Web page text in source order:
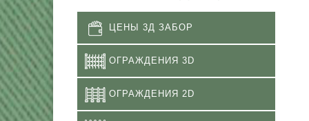
ЦЕНЫ 3Д ЗАБОР
ОГРАЖДЕНИЯ 3D
ОГРАЖДЕНИЯ 2D